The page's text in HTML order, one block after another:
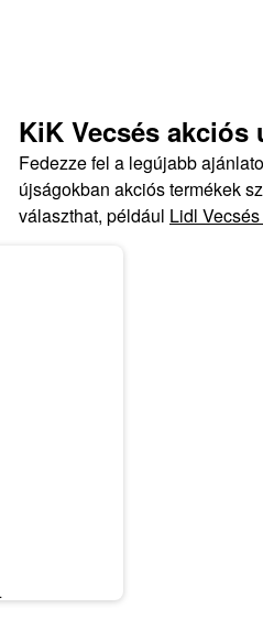
KiK Vecsés akciós
Fedezze fel a legújabb
újságokban akciós termékek
választhat, például Lidl